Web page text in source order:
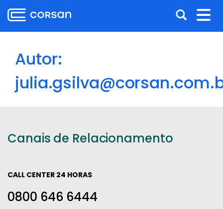
para
o
para
menu
busca
para
o
Abrir
a
Autor:
Canais de Relacionamento
CALL CENTER 24 HORAS
0800 646 6444